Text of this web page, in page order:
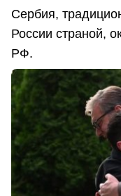
Сербия,
России страной,
РФ.